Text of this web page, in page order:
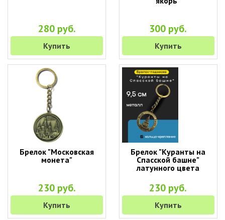
280 руб.
Купить
300 руб.
Купить
Брелок "Московская
монета"
230 руб.
Купить
Брелок "Куранты на
Спасской башне"
латунного цвета
230 руб.
Купить